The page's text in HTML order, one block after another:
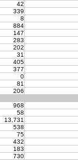
42
339
8
884
147
283
202
31
405
377
0
81
206
968
58
13,731
538
75
432
183
730